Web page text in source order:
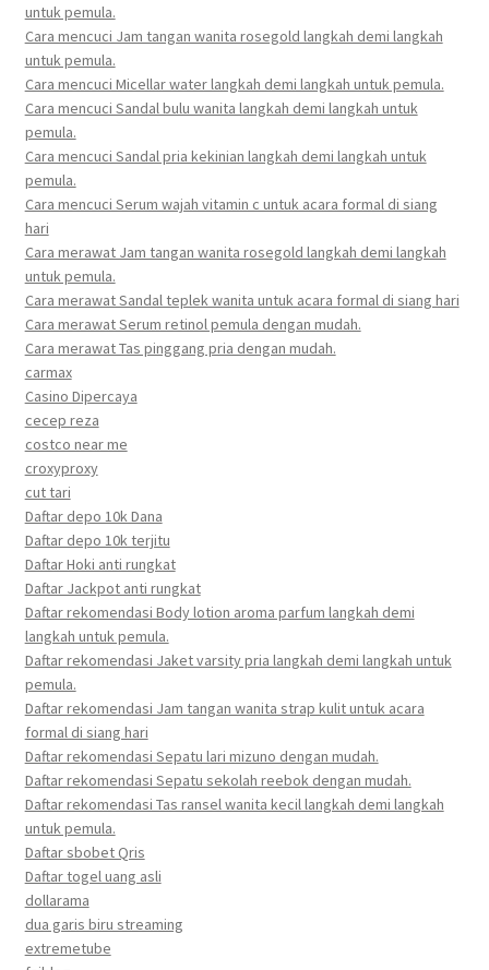
untuk pemula.
Cara mencuci Jam tangan wanita rosegold langkah demi langkah
untuk pemula.
Cara mencuci Micellar water langkah demi langkah untuk pemula.
Cara mencuci Sandal bulu wanita langkah demi langkah untuk
pemula.
Cara mencuci Sandal pria kekinian langkah demi langkah untuk
pemula.
Cara mencuci Serum wajah vitamin c untuk acara formal di siang
hari
Cara merawat Jam tangan wanita rosegold langkah demi langkah
untuk pemula.
Cara merawat Sandal teplek wanita untuk acara formal di siang hari
Cara merawat Serum retinol pemula dengan mudah.
Cara merawat Tas pinggang pria dengan mudah.
carmax
Casino Dipercaya
cecep reza
costco near me
croxyproxy
cut tari
Daftar depo 10k Dana
Daftar depo 10k terjitu
Daftar Hoki anti rungkat
Daftar Jackpot anti rungkat
Daftar rekomendasi Body lotion aroma parfum langkah demi
langkah untuk pemula.
Daftar rekomendasi Jaket varsity pria langkah demi langkah untuk
pemula.
Daftar rekomendasi Jam tangan wanita strap kulit untuk acara
formal di siang hari
Daftar rekomendasi Sepatu lari mizuno dengan mudah.
Daftar rekomendasi Sepatu sekolah reebok dengan mudah.
Daftar rekomendasi Tas ransel wanita kecil langkah demi langkah
untuk pemula.
Daftar sbobet Qris
Daftar togel uang asli
dollarama
dua garis biru streaming
extremetube